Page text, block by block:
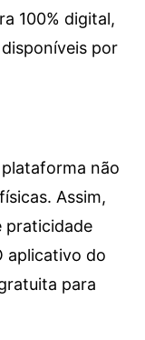
100% digital,
por
não
Assim,
praticidade
aplicativo do
para